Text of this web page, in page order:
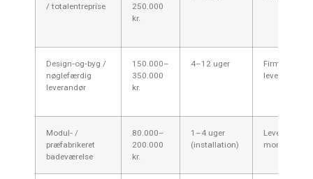
/ totalentreprise
250.000
kr.
Design‑og‑byg /
nøglefærdig
leverandør
150.000–
350.000
kr.
4–12 uger
Firmaet
leverer alt
Modul‑ /
præfabrikeret
badeværelse
80.000–
200.000
kr.
1–4 uger
(installation)
Leverandør +
montør